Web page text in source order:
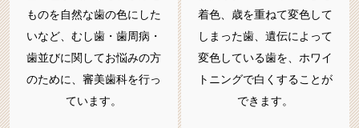
ものを自然な歯の色にした
いなど、むし歯・歯周病・
歯並びに関してお悩みの方
のために、審美歯科を行っ
ています。
着色、歳を重ねて変色して
しまった歯、遺伝によって
変色している歯を、ホワイ
トニングで白くすることが
できます。